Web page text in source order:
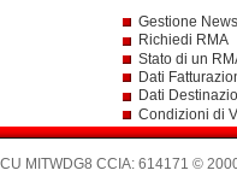
Gestione
Richiedi RMA
Stato di un
Dati
Dati
Condizioni di
MITWDG8 CCIA: 614171 ©